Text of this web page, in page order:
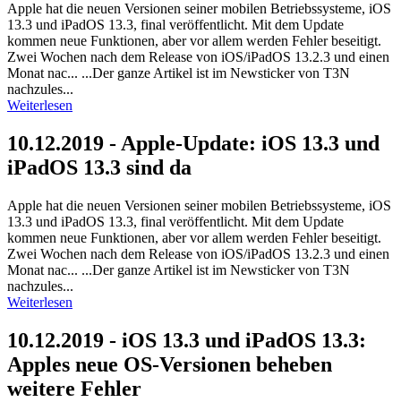
Apple hat die neuen Versionen seiner mobilen Betriebssysteme, iOS
13.3 und iPadOS 13.3, final veröffentlicht. Mit dem Update
kommen neue Funktionen, aber vor allem werden Fehler beseitigt.
Zwei Wochen nach dem Release von iOS/iPadOS 13.2.3 und einen
Monat nac... ...Der ganze Artikel ist im Newsticker von T3N
nachzules...
Weiterlesen
10.12.2019 - Apple-Update: iOS 13.3 und
iPadOS 13.3 sind da
Apple hat die neuen Versionen seiner mobilen Betriebssysteme, iOS
13.3 und iPadOS 13.3, final veröffentlicht. Mit dem Update
kommen neue Funktionen, aber vor allem werden Fehler beseitigt.
Zwei Wochen nach dem Release von iOS/iPadOS 13.2.3 und einen
Monat nac... ...Der ganze Artikel ist im Newsticker von T3N
nachzules...
Weiterlesen
10.12.2019 - iOS 13.3 und iPadOS 13.3:
Apples neue OS-Versionen beheben
weitere Fehler